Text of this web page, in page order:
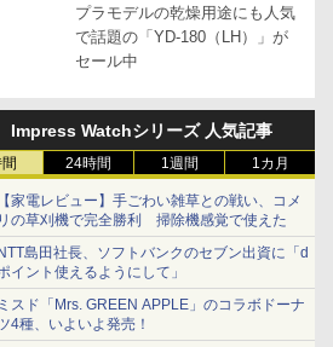
プラモデルの乾燥用途にも人気
で話題の「YD-180（LH）」が
セール中
Impress Watchシリーズ 人気記事
24時間 1週間 1カ月
家電レビュー】手ごわい雑草との戦い、コメ
の草刈機で完全勝利 掃除機感覚で使えた
島田社長、ソフトバンクのセブン出資に「d
イント使えるようにして」
スド「Mrs. GREEN APPLE」のコラボドーナ
4種、いよいよ発売！